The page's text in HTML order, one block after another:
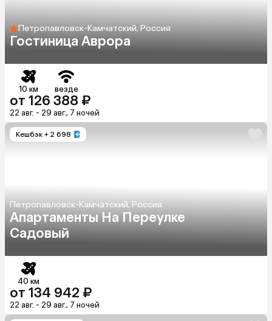
Петропавловск-Камчатский, Россия
Гостиница Аврора
10 км везде
от 126 388 ₽
22 авг. - 29 авг., 7 ночей
Кешбэк + 2 698
Петропавловск-Камчатский, Россия
Апартаменты На Переулке
Садовый
40 км
от 134 942 ₽
22 авг. - 29 авг., 7 ночей